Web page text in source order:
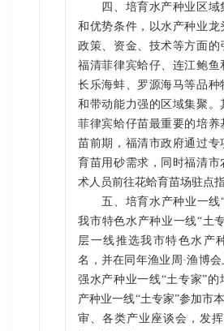
四、培育水产种业区域
和优势条件，以水产种业龙
政策、资金、技术等方面的
福清菲律宾蛤仔、连江鲍鱼
长乐海蚌、罗源海马等品
和带动能力强的区域集聚。
菲律宾蛤仔苗最重要的培养
苗前期，福清市政府通过专
育苗用砂需求，同时福清
术人员前往花蛤育苗场驻点指
五、培育水产种业一线“
我市特色水产种业一线“土
层一线推选我市特色水产
名，并在同年渔业周·渔博
强水产种业一线“土专家”
产种业一线“土专家”参加市
审、各类产业座谈会，发